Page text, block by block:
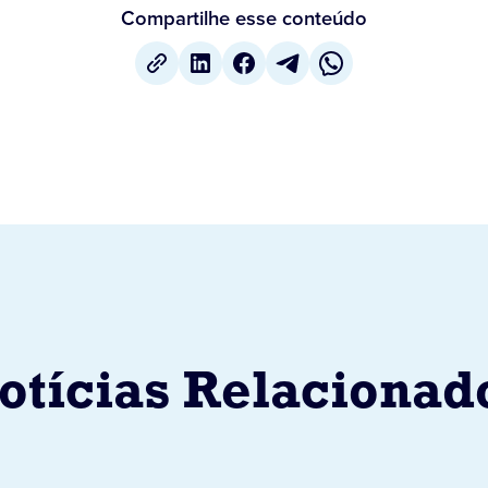
Compartilhe esse conteúdo